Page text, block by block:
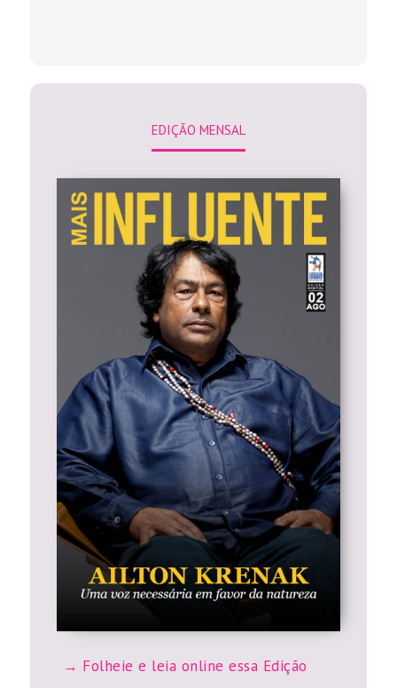
EDIÇÃO MENSAL
Folheie e leia online essa Edição